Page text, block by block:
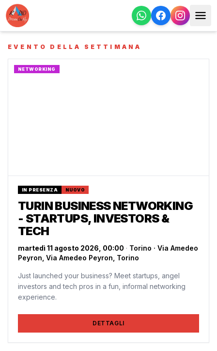
EVENTO DELLA SETTIMANA
NETWORKING
IN PRESENZA NUOVO
TURIN BUSINESS NETWORKING
- STARTUPS, INVESTORS &
TECH
martedì 11 agosto 2026, 00:00 · Torino · Via Amedeo
Peyron, Via Amedeo Peyron, Torino
Just launched your business? Meet startups, angel
investors and tech pros in a fun, informal networking
experience.
DETTAGLI